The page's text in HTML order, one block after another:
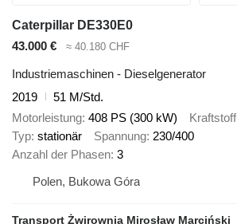
Caterpillar DE330E0
43.000 €
≈ 40.180 CHF
Industriemaschinen - Dieselgenerator
2019
51 M/Std.
Motorleistung 408 PS (300 kW) Kraftstoff
Typ stationär Spannung 230/400
Anzahl der Phasen 3
Polen, Bukowa Góra
Transport Żwirownia Mirosław Marciński